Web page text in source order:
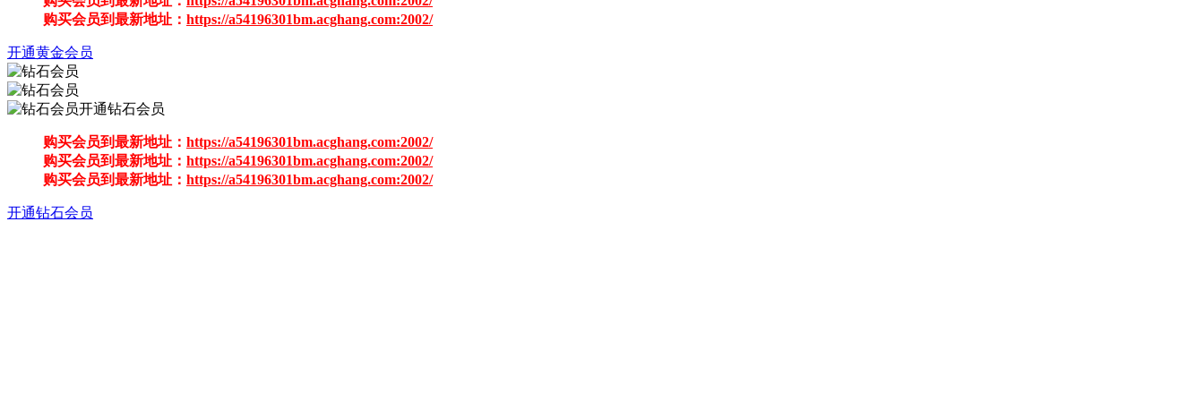
购买会员到最新地址： https://a54196301bm.acghang.com:2002/
开通黄金会员
开通钻石会员
购买会员到最新地址： https://a54196301bm.acghang.com:2002/
购买会员到最新地址： https://a54196301bm.acghang.com:2002/
购买会员到最新地址： https://a54196301bm.acghang.com:2002/
开通钻石会员